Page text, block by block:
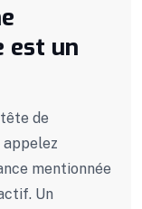
est un
de
appelez
mentionnée
Un